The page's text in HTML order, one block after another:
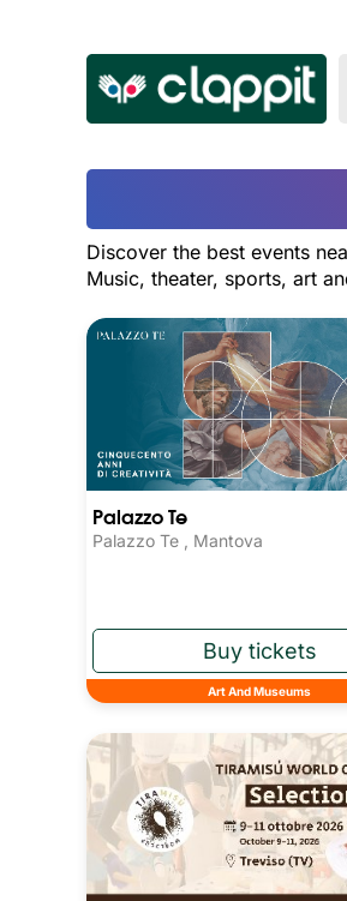
Discover the best events
Music, theater, sports, art
Palazzo Te
Palazzo Te , Mantova
Art And Museums